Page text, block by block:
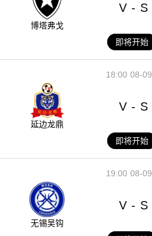
博塔弗戈
V - S
即将开始
08-09
18:00
延边龙鼎
V - S
即将开始
08-09
19:00
无锡吴钩
V - S